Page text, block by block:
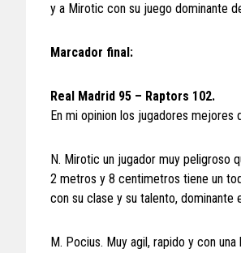
y a Mirotic con su juego dominante
Marcador final:
Real Madrid 95 – Raptors 102.
En mi opinion los jugadores
N. Mirotic un jugador muy peligroso
2 metros y 8 centimetros tiene un
con su clase y su talento, dominante
M. Pocius. Muy agil, rapido y con